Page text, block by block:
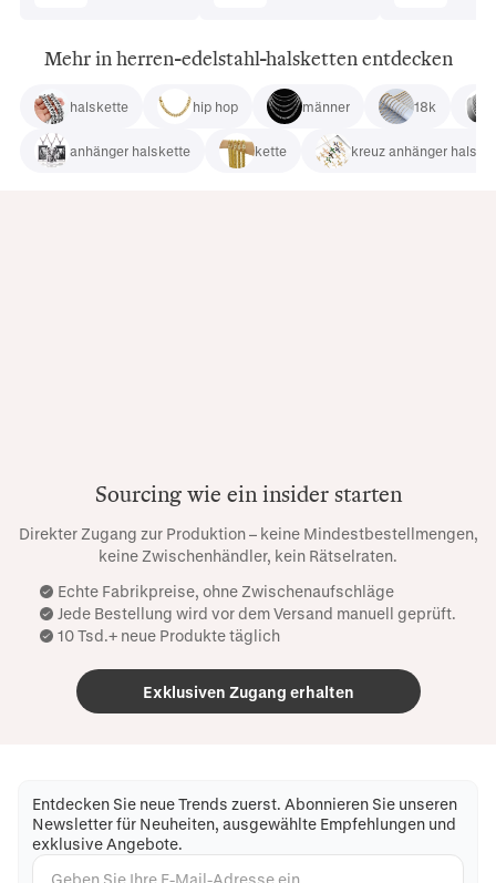
Mehr in herren-edelstahl-halsketten entdecken
halskette hip hop männer 18k
anhänger halskette kette kreuz anhänger
Sourcing wie ein insider starten
Direkter Zugang zur Produktion – keine Mindestbestellmengen,
keine Zwischenhändler, kein Rätselraten.
Echte Fabrikpreise, ohne Zwischenaufschläge
Jede Bestellung wird vor dem Versand manuell geprüft.
10 Tsd.+ neue Produkte täglich
Exklusiven Zugang erhalten
Entdecken Sie neue Trends zuerst. Abonnieren Sie unseren
Newsletter für Neuheiten, ausgewählte Empfehlungen und
exklusive Angebote.